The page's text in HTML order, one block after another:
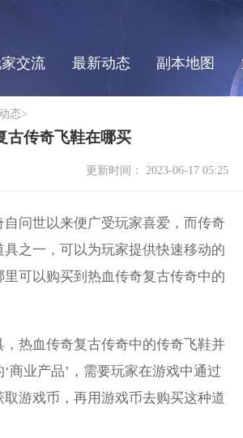
交流 最新动态 副本地图
态>
古传奇飞鞋在哪买
更新时间： 2023-06-17 05:25
问世以来便广受玩家喜爱，而传奇
具之一，可以为玩家提供快速移动的
可以购买到热血传奇复古传奇中的
热血传奇复古传奇中的传奇飞鞋并
商业产品’，需要玩家在游戏中通过
游戏币，再用游戏币去购买这种道